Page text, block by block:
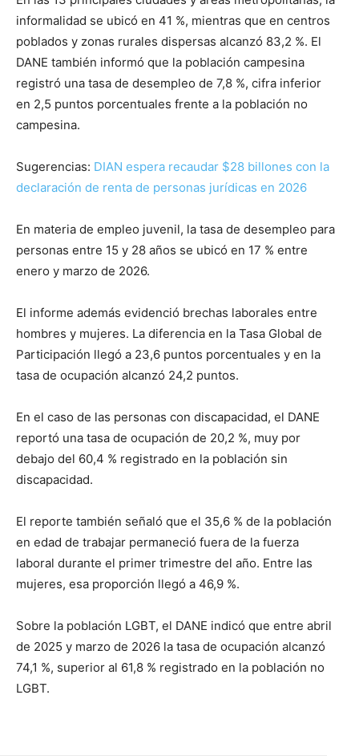
informalidad se ubicó en 41 %, mientras que en centros
poblados y zonas rurales dispersas alcanzó 83,2 %. El
DANE también informó que la población campesina
registró una tasa de desempleo de 7,8 %, cifra inferior
en 2,5 puntos porcentuales frente a la población no
campesina.
Sugerencias: DIAN espera recaudar $28 billones con la
declaración de renta de personas jurídicas en 2026
En materia de empleo juvenil, la tasa de desempleo para
personas entre 15 y 28 años se ubicó en 17 % entre
enero y marzo de 2026.
El informe además evidenció brechas laborales entre
hombres y mujeres. La diferencia en la Tasa Global de
Participación llegó a 23,6 puntos porcentuales y en la
tasa de ocupación alcanzó 24,2 puntos.
En el caso de las personas con discapacidad, el DANE
reportó una tasa de ocupación de 20,2 %, muy por
debajo del 60,4 % registrado en la población sin
discapacidad.
El reporte también señaló que el 35,6 % de la población
en edad de trabajar permaneció fuera de la fuerza
laboral durante el primer trimestre del año. Entre las
mujeres, esa proporción llegó a 46,9 %.
Sobre la población LGBT, el DANE indicó que entre abril
de 2025 y marzo de 2026 la tasa de ocupación alcanzó
74,1 %, superior al 61,8 % registrado en la población no
LGBT.